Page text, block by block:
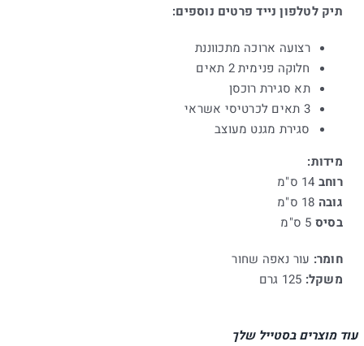
תיק לטלפון נייד פרטים נוספים:
רצועה ארוכה מתכווננת
חלוקה פנימית 2 תאים
תא סגירת רוכסן
3 תאים לכרטיסי אשראי
סגירת מגנט מעוצב
מידות:
רוחב
גובה
בסיס
חומר: עור נאפה שחור
משקל:
עוד מוצרים בסטייל שלך